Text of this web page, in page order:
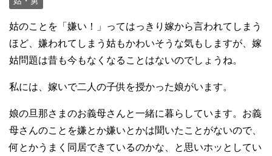
姑のことを「嫌い！」ってはっきり嫁から言われてしまう
ほど、嫌われてしまう姑もかわいそうな気もしますが、嫁
姑問題は昔も今もなくなることはないのでしょうね。
私には、嫁いで二人の子供を授かった娘がいます。
娘の旦那さまのお義母さんと一緒に暮らしています。お義
母さんのことを嫌とか嫌いとかは聞いたことがないので、
何とかうまく同居できているのかな、と思いホッとしてい